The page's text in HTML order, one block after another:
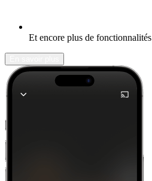
Et encore plus de fonctionnalités